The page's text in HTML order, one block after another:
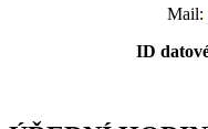
Mail:
ID